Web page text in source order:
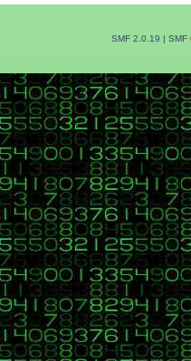
SMF 2.0.19 | SMF